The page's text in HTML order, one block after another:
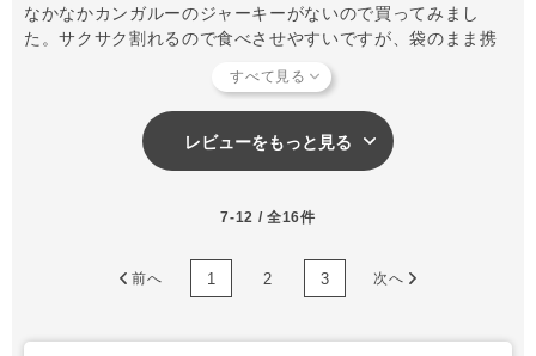
なかなかカンガルーのジャーキーがないので買ってみまし
た。サクサク割れるので食べさせやすいですが、袋のまま携
てました。コングなどに入れるとワンコが出す時に粉々にな
レビューをもっと見る
7-12 / 全16件
前へ 1 2 3 次へ